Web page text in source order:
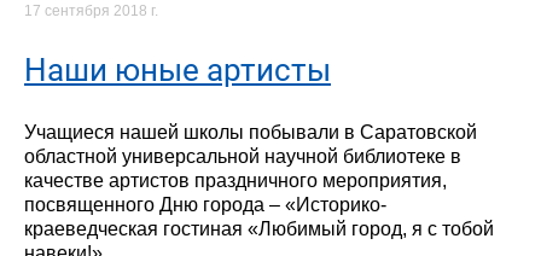
17 сентября 2018 г.
Наши юные артисты
Учащиеся нашей школы побывали в Саратовской
областной универсальной научной библиотеке в
качестве артистов праздничного мероприятия,
посвященного Дню города – «Историко-
краеведческая гостиная «Любимый город, я с тобой